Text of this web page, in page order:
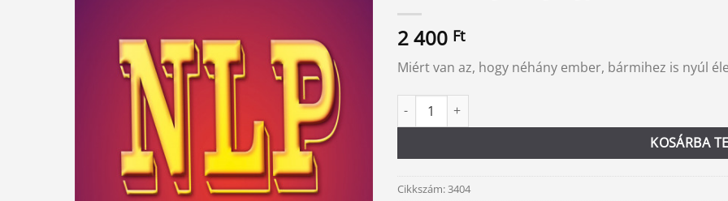
2 400 Ft
Miért van az, hogy néhány ember, bármihez is nyúl
NLP - Segítség egymás és önmagunk megértéséhez
KOSÁRBA
Alternative:
Cikkszám:3404